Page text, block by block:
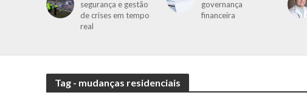
segurança e gestão
de crises em tempo
real
governança
financeira
Tag - mudanças residenciais